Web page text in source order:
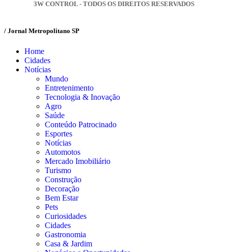
3W CONTROL - TODOS OS DIREITOS RESERVADOS
/ Jornal Metropolitano SP
Home
Cidades
Notícias
Mundo
Entretenimento
Tecnologia & Inovação
Agro
Saúde
Conteúdo Patrocinado
Esportes
Notícias
Automotos
Mercado Imobiliário
Turismo
Construção
Decoração
Bem Estar
Pets
Curiosidades
Cidades
Gastronomia
Casa & Jardim